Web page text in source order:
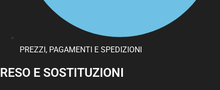
PREZZI, PAGAMENTI E SPEDIZIONI
RESO E SOSTITUZIONI